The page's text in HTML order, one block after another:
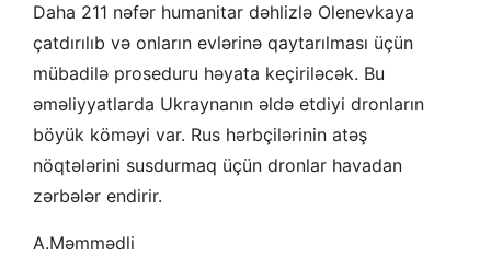
Daha 211 nəfər humanitar dəhlizlə Olenevkaya
çatdırılıb və onların evlərinə qaytarılması üçün
mübadilə proseduru həyata keçiriləcək. Bu
əməliyyatlarda Ukraynanın əldə etdiyi dronların
böyük köməyi var. Rus hərbçilərinin atəş
nöqtələrini susdurmaq üçün dronlar havadan
zərbələr endirir.
A.Məmmədli